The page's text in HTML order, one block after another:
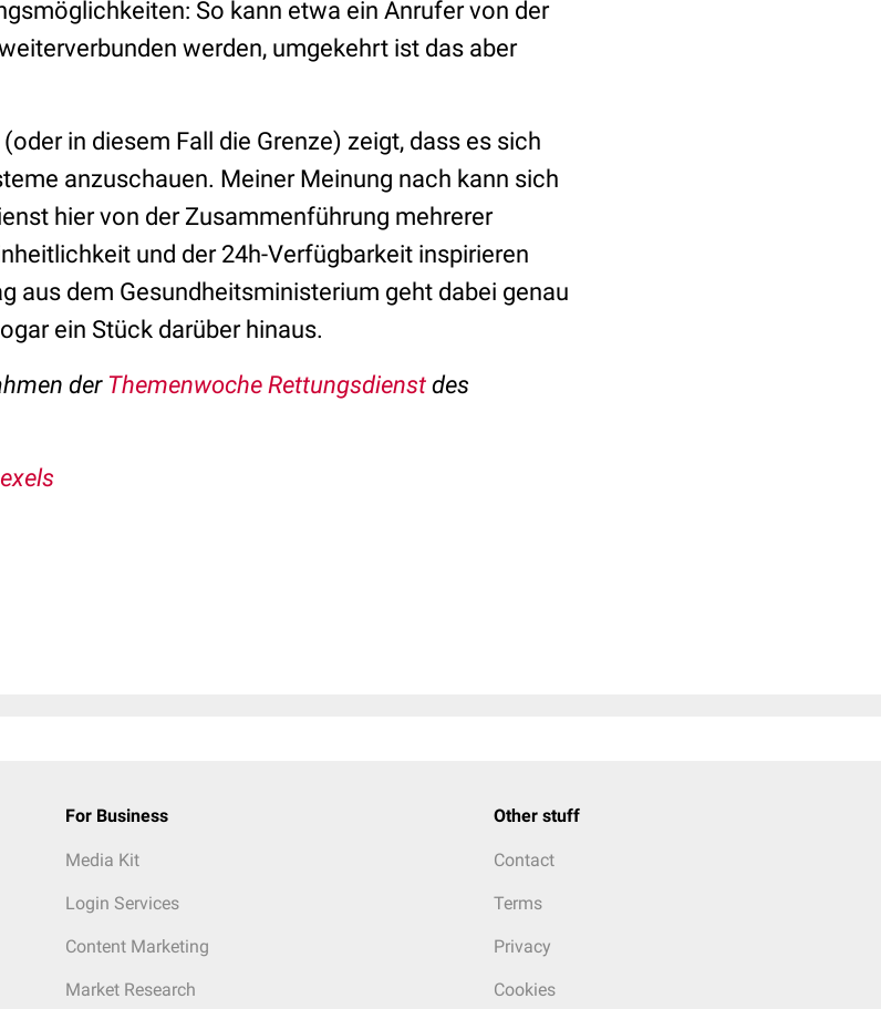
So kann etwa ein Anrufer von der
werden, umgekehrt ist das aber
in diesem Fall die Grenze) zeigt, dass es sich
anzuschauen. Meiner Meinung nach kann sich
hier von der Zusammenführung mehrerer
und der 24h-Verfügbarkeit inspirieren
aus dem Gesundheitsministerium geht dabei genau
ein Stück darüber hinaus.
der Themenwoche Rettungsdienst des
For Business
Media Kit
Login Services
Content Marketing
Market Research
Other stuff
Contact
Terms
Privacy
Cookies